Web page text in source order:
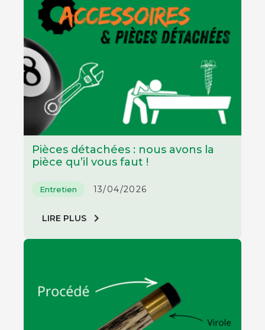
Pièces détachées : nous avons la
pièce qu’il vous faut !
Entretien 13/04/2026
LIRE PLUS chevron_right